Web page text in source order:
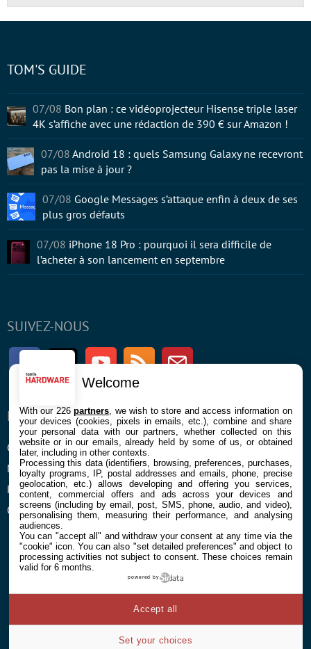
SUIVEZ-NOUS
FacebookTwitter Youtube RSS Newsletter
ENTREPRISE
Confidentialité et Cookies
Mentions légales et CGU
Préférences Cookies
Qui sommes nous
À PROPOS
Contact
TOM'S GUIDE
07/08 Bon plan : ce vidéoprojecteur Hisense triple laser
4K s’affiche avec une rédaction de 390 € sur Amazon !
07/08 Android 18 : quels Samsung Galaxy ne recevront
pas la mise à jour ?
07/08 Google Messages s’attaque enfin à deux de ses
plus gros défauts
07/08 iPhone 18 Pro : pourquoi il sera difficile de
l’acheter à son lancement en septembre
Welcome
With our 226partners , we wish to store and access information on
your devices (cookies, pixels in emails, etc.), combine and share
your personal data with our partners, whether collected on this
website or in our emails, already held by some of us, or obtained
later, including in other contexts.
Processing this data (identifiers, browsing, preferences, purchases,
loyalty programs, IP, postal addresses and emails, phone, precise
geolocation, etc.) allows developing and offering you services,
content, commercial offers and ads across your devices and
screens (including by email, post, SMS, phone, audio, and video),
personalising them, measuring their performance, and analysing
audiences.
You can "accept all" and withdraw your consent at any time via the
"cookie" icon. You can also "set detailed preferences" and object to
processing activities not subject to consent. These choices remain
valid for 6 months.
powered by
Set your choices
Accept all